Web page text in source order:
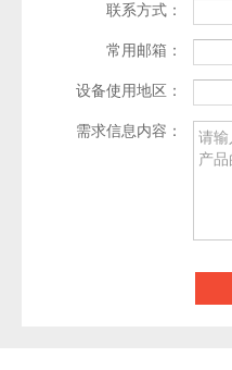
联系方式：
常用邮箱：
设备使用地区：
需求信息内容：